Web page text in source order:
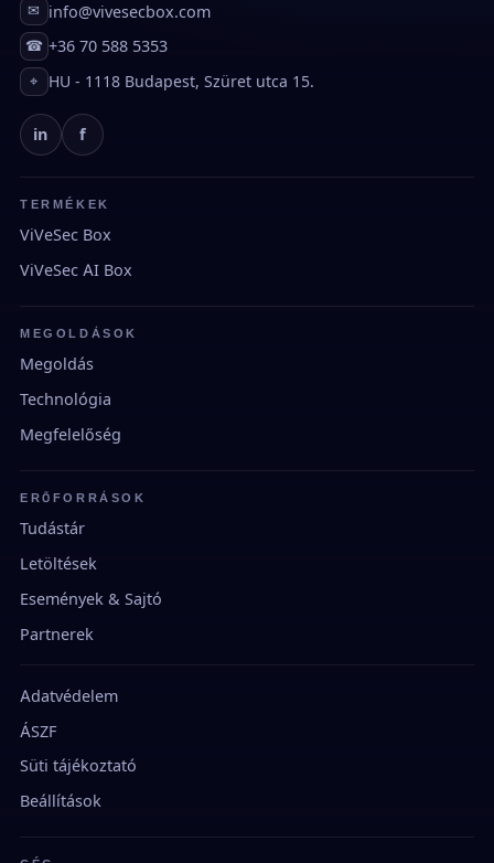
✉ info@vivesecbox.com
☎ +36 70 588 5353
⌖ HU - 1118 Budapest, Szüret utca 15.
in f
TERMÉKEK
ViVeSec Box
ViVeSec AI Box
MEGOLDÁSOK
Megoldás
Technológia
Megfelelőség
ERŐFORRÁSOK
Tudástár
Letöltések
Események & Sajtó
Partnerek
Adatvédelem
ÁSZF
Süti tájékoztató
Beállítások